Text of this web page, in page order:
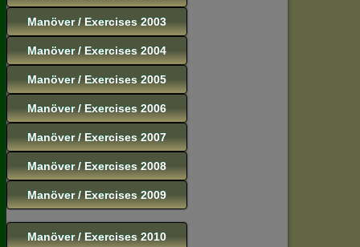
Manöver / Exercises 2003
Manöver / Exercises 2004
Manöver / Exercises 2005
Manöver / Exercises 2006
Manöver / Exercises 2007
Manöver / Exercises 2008
Manöver / Exercises 2009
Manöver / Exercises 2010